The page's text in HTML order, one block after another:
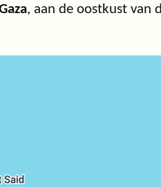
, aan de oostkust van